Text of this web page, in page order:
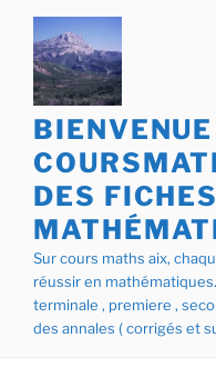
Aller
contenu
principal
DES
Sur cours maths aix,
réussir en
terminale , premiere ,
des annales ( corrigés et